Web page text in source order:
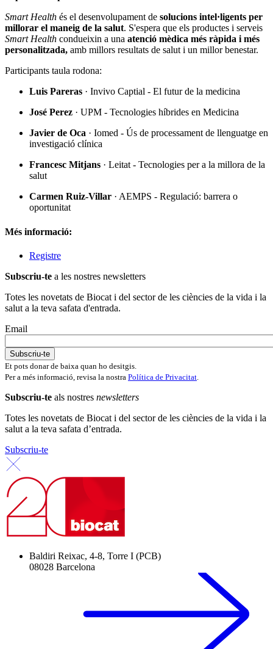
Smart Health és el desenvolupament de solucions intel·ligents per
millorar el maneig de la salut. S'espera que els productes i serveis
Smart Health condueixin a una atenció mèdica més ràpida i més
personalitzada, amb millors resultats de salut i un millor benestar.
Participants taula rodona:
Luis Pareras · Invivo Captial - El futur de la medicina
José Perez · UPM - Tecnologies híbrides en Medicina
Javier de Oca · Iomed - Ús de processament de llenguatge en
investigació clínica
Francesc Mitjans · Leitat - Tecnologies per a la millora de la
salut
Carmen Ruiz-Villar · AEMPS - Regulació: barrera o
oportunitat
Més informació:
Registre
Subscriu-te a les nostres newsletters
Totes les novetats de Biocat i del sector de les ciències de la vida i la
salut a la teva safata d'entrada.
Email
Et pots donar de baixa quan ho desitgis.
Per a més informació, revisa la nostra Política de Privacitat
Subscriu-te als nostres newsletters
Totes les novetats de Biocat i del sector de les ciències de la vida i la
salut a la teva safata d’entrada.
Subscriu-te
Baldiri Reixac, 4-8, Torre I (PCB)
08028 Barcelona